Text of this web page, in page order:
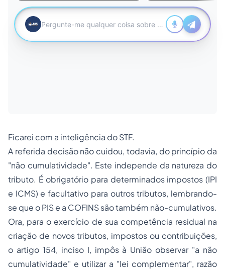
Ficarei com a inteligência do STF.
A referida decisão não cuidou, todavia, do princípio da
"não cumulatividade". Este independe da natureza do
tributo. É obrigatório para determinados impostos (IPI
e ICMS) e facultativo para outros tributos, lembrando-
se que o PIS e a COFINSsão também não-cumulativos.
Ora, para o exercício de sua competência residual na
criação de novos tributos, impostos ou contribuições,
o artigo 154, inciso I, impôs à União observar "a não
cumulatividade" e utilizar a "lei complementar", razão